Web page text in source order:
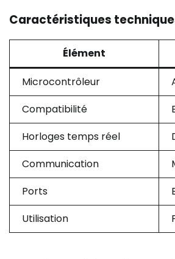
Caractéristiques
Élément
Microcontrôleur
Compatibilité
Horloges temps réel
Communication
Ports
Utilisation